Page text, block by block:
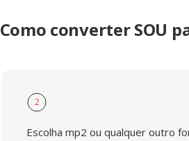
Como converter SOU
2
Escolha mp2 ou qualquer outro